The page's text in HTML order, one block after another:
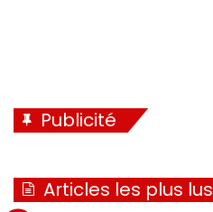
Publicité
Articles les plus lus